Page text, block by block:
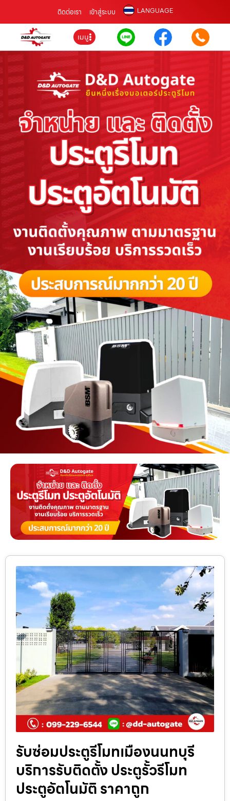
ติดต่อเรา เข้าสู่ระบบ LANGUAGE
เมนู
รับซ่อมประตูรีโมทเมืองนนทบุรี
บริการรับติดตั้ง ประตูรั้วรีโมท
ประตูอัตโนมัติ ราคาถูก